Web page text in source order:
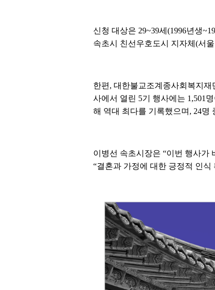
신청 대상은 29~39세(1996년생
속초시 친선우호도시 지자체(서
한편, 대한불교조계종사회복지
사에서 열린 5기 행사에는 1,501
해 역대 최다를 기록했으며, 24명
이병선 속초시장은 “이번 행사가
“결혼과 가정에 대한 긍정적 인